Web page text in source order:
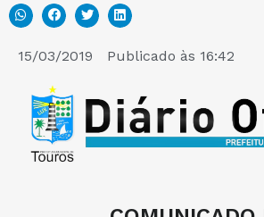
15/03/2019 Publicado às 16:42
E-SIC
PERGUNTAS FREQUENTES